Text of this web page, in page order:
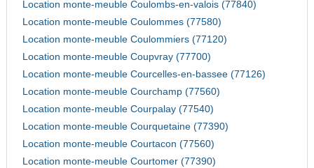
Location monte-meuble Coulombs-en-valois (77840)
Location monte-meuble Coulommes (77580)
Location monte-meuble Coulommiers (77120)
Location monte-meuble Coupvray (77700)
Location monte-meuble Courcelles-en-bassee (77126)
Location monte-meuble Courchamp (77560)
Location monte-meuble Courpalay (77540)
Location monte-meuble Courquetaine (77390)
Location monte-meuble Courtacon (77560)
Location monte-meuble Courtomer (77390)